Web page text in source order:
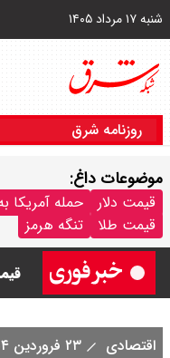
شنبه ۱۷ مرداد ۱۴۰۵
روزنامه شرق
موضوعات داغ:
قیمت دلار حمله آمریکا
قیمت طلا
تنگه هرمز
اقتصادی ۲۳ فروردین ۱۴۰۴